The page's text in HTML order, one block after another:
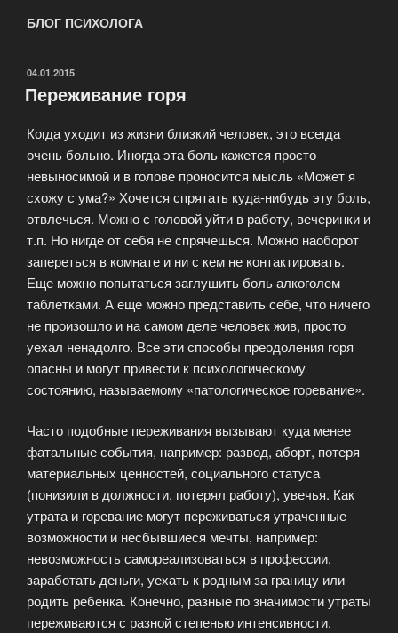
БЛОГ ПСИХОЛОГА
ОПУБЛИКОВАНО
04.01.2015
Переживание горя
Когда уходит из жизни близкий человек, это всегда
очень больно. Иногда эта боль кажется просто
невыносимой и в голове проносится мысль «Может я
схожу с ума?» Хочется спрятать куда-нибудь эту боль,
отвлечься. Можно с головой уйти в работу, вечеринки и
т.п. Но нигде от себя не спрячешься. Можно наоборот
запереться в комнате и ни с кем не контактировать.
Еще можно попытаться заглушить боль алкоголем
таблетками. А еще можно представить себе, что ничего
не произошло и на самом деле человек жив, просто
уехал ненадолго. Все эти способы преодоления горя
опасны и могут привести к психологическому
состоянию, называемому «патологическое горевание».
Часто подобные переживания вызывают куда менее
фатальные события, например: развод, аборт, потеря
материальных ценностей, социального статуса
(понизили в должности, потерял работу), увечья. Как
утрата и горевание могут переживаться утраченные
возможности и несбывшиеся мечты, например:
невозможность самореализоваться в профессии,
заработать деньги, уехать к родным за границу или
родить ребенка. Конечно, разные по значимости утраты
переживаются с разной степенью интенсивности.